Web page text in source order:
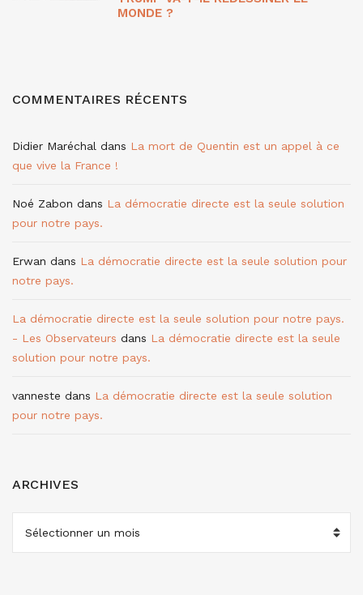
MONDE ?
COMMENTAIRES RÉCENTS
Didier Maréchal dans La mort de Quentin est un appel à ce
que vive la France !
Noé Zabon dans La démocratie directe est la seule solution
pour notre pays.
Erwan dans La démocratie directe est la seule solution pour
notre pays.
La démocratie directe est la seule solution pour notre pays.
- Les Observateurs dans La démocratie directe est la seule
solution pour notre pays.
vanneste dans La démocratie directe est la seule solution
pour notre pays.
ARCHIVES